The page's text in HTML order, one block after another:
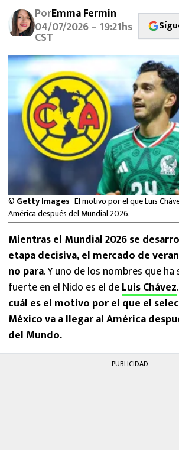
FUTBOL INTERNACIONAL
MEXICANOS EN EL EXTRANJERO
FUTBOL ESTUFA
FÓRMULA 1
BOXEO
LIGA MX
NFL
PorEmma Fermin
04/07/2026 – 19:21hs
CST
© Getty Images El motivo por el que Luis
América después del Mundial 2026.
Mientras el Mundial 2026 se
etapa decisiva, el mercado de
no para. Y uno de los nombres que
fuerte en el Nido es el deLuis Chávez
cuál es el motivo por el que el
México va a llegar al América
del Mundo.
PUBLICIDAD